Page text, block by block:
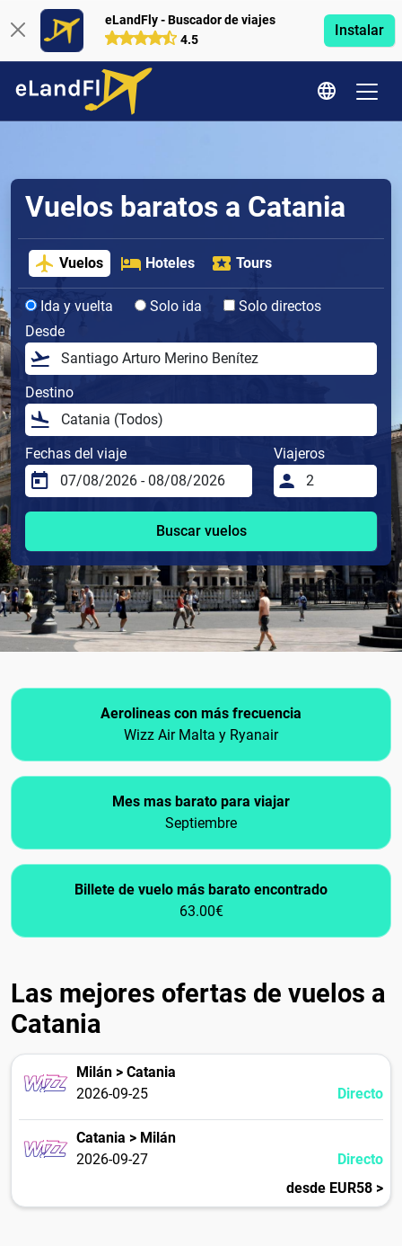
eLandFly - Buscador de viajes
4.5
Instalar
Vuelos baratos a Catania
Vuelos Hoteles Tours
Ida y vuelta Solo ida
Solo directos
Desde
Destino
Fechas del viaje Viajeros
Buscar vuelos
Aerolineas con más frecuencia
Wizz Air Malta y Ryanair
Mes mas barato para viajar
Septiembre
Billete de vuelo más barato encontrado
63.00€
Las mejores ofertas de vuelos a
Catania
Milán > Catania
2026-09-25
Directo
Catania > Milán
2026-09-27
Directo
desde EUR58 >